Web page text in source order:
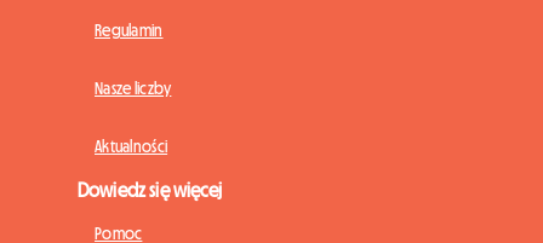
Regulamin
Nasze liczby
Aktualności
Dowiedz się więcej
Pomoc